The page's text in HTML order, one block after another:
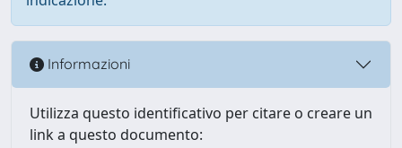
Informazioni
Utilizza questo identificativo per citare o creare un
link a questo documento: